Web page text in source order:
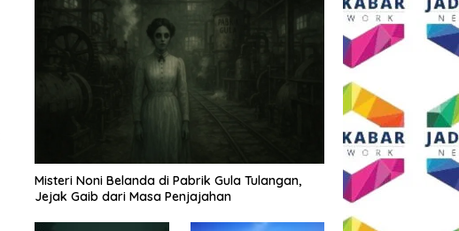
Misteri Noni Belanda di Pabrik Gula Tulangan,
Jejak Gaib dari Masa Penjajahan